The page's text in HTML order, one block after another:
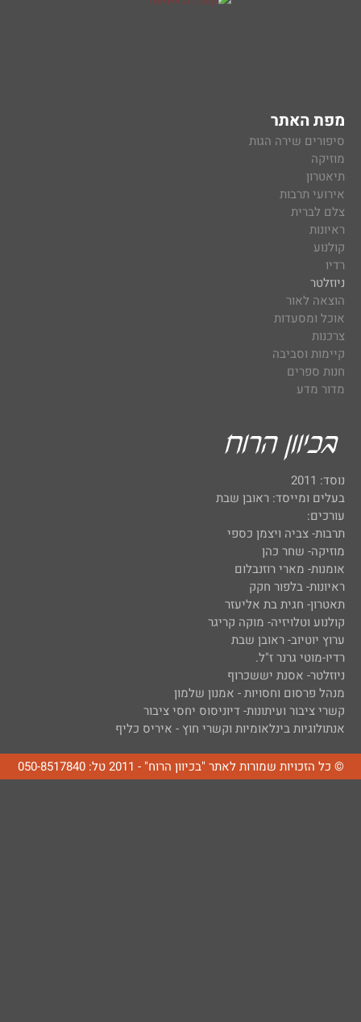
מפת האתר
סיפורים שירה הגות
מוזיקה
תיאטרון
אירועי תרבות
צלם לברית
ראיונות
קולנוע
רדיו
ניוזלטר
הוצאה לאור
אוכל ומסעדות
צרכנות
קיימות וסביבה
חנות ספרים
מדור מדע
נוסד: 2011
בעלים ומייסד: ראובן שבת
עורכים:
תרבות- צביה ויצמן כספי
מוזיקה- שחר כהן
אומנות- מארי רוזנבלום
ראיונות- בלפור חקק
תאטרון- חגית בת אליעזר
קולנוע וטלויזיה- מוקה קריגר
ערוץ יוטיוב- ראובן שבת
רדיו-מוטי גרנר ז"ל.
ניוזלטר- אסנת יששכרוף
מנהל פרסום וחסויות - אמנון שלמון
קשרי ציבור ועיתונות- דיוניסוס יחסי ציבור
אנתולוגיות בינלאומיות וקשרי חוץ - איריס כליף
© כל הזכויות שמורות לאתר "בכיוון הרוח" - 2011 טל: 050-8517840